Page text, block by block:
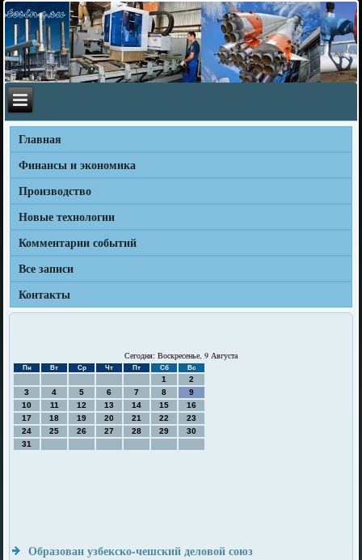
Главная
Финансы и экономика
Производство
Новые технологии
Комментарии событий
Все записи
Контакты
Сегодня: Воскресенье, 9 Августа
Пн Вт Ср Чт Пт Сб Вс
1
2
3
4 5 6 7 8
9
10
11 12 13 14 15
16
17
18 19 20 21 22
23
24
25 26 27 28 29
30
31
Образован узбекско-чешский деловой союз